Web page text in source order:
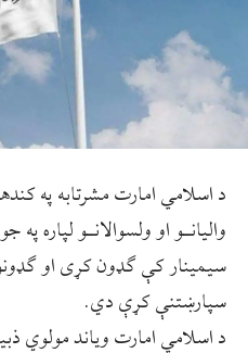
واليانـو او ولسوالانـو
سيمينار کې ګډون کړی او
سپارښتنې کړې دي.
د اسلامي امارت وياند مولوي